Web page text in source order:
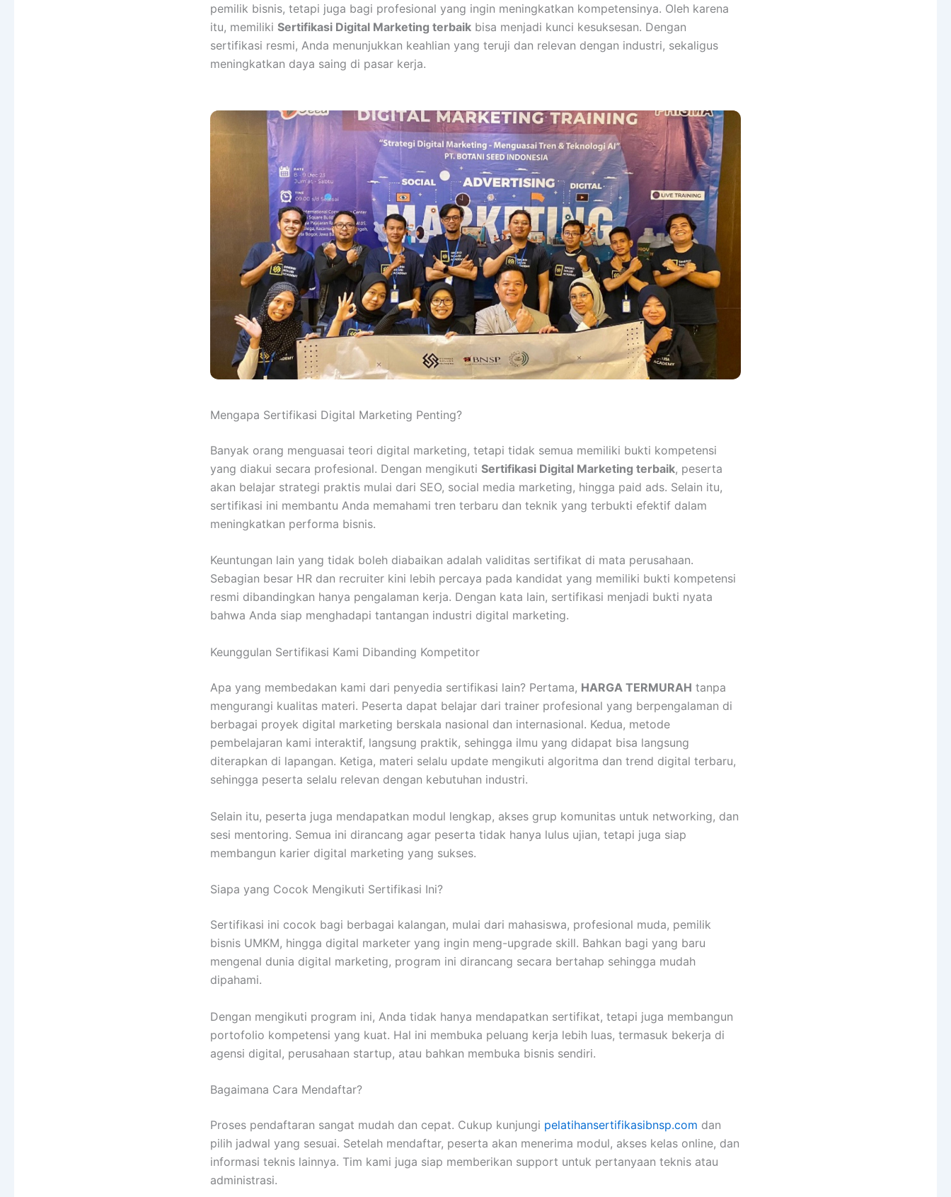
pemilik bisnis, tetapi juga bagi profesional yang ingin meningkatkan kompetensinya. Oleh karena
itu, memiliki Sertifikasi Digital Marketing terbaik bisa menjadi kunci kesuksesan. Dengan
sertifikasi resmi, Anda menunjukkan keahlian yang teruji dan relevan dengan industri, sekaligus
meningkatkan daya saing di pasar kerja.
Mengapa Sertifikasi Digital Marketing Penting?
Banyak orang menguasai teori digital marketing, tetapi tidak semua memiliki bukti kompetensi
yang diakui secara profesional. Dengan mengikuti Sertifikasi Digital Marketing terbaik, peserta
akan belajar strategi praktis mulai dari SEO, social media marketing, hingga paid ads. Selain itu,
sertifikasi ini membantu Anda memahami tren terbaru dan teknik yang terbukti efektif dalam
meningkatkan performa bisnis.
Keuntungan lain yang tidak boleh diabaikan adalah validitas sertifikat di mata perusahaan.
Sebagian besar HR dan recruiter kini lebih percaya pada kandidat yang memiliki bukti kompetensi
resmi dibandingkan hanya pengalaman kerja. Dengan kata lain, sertifikasi menjadi bukti nyata
bahwa Anda siap menghadapi tantangan industri digital marketing.
Keunggulan Sertifikasi Kami Dibanding Kompetitor
Apa yang membedakan kami dari penyedia sertifikasi lain? Pertama, HARGA TERMURAH tanpa
mengurangi kualitas materi. Peserta dapat belajar dari trainer profesional yang berpengalaman di
berbagai proyek digital marketing berskala nasional dan internasional. Kedua, metode
pembelajaran kami interaktif, langsung praktik, sehingga ilmu yang didapat bisa langsung
diterapkan di lapangan. Ketiga, materi selalu update mengikuti algoritma dan trend digital terbaru,
sehingga peserta selalu relevan dengan kebutuhan industri.
Selain itu, peserta juga mendapatkan modul lengkap, akses grup komunitas untuk networking, dan
sesi mentoring. Semua ini dirancang agar peserta tidak hanya lulus ujian, tetapi juga siap
membangun karier digital marketing yang sukses.
Siapa yang Cocok Mengikuti Sertifikasi Ini?
Sertifikasi ini cocok bagi berbagai kalangan, mulai dari mahasiswa, profesional muda, pemilik
bisnis UMKM, hingga digital marketer yang ingin meng-upgrade skill. Bahkan bagi yang baru
mengenal dunia digital marketing, program ini dirancang secara bertahap sehingga mudah
dipahami.
Dengan mengikuti program ini, Anda tidak hanya mendapatkan sertifikat, tetapi juga membangun
portofolio kompetensi yang kuat. Hal ini membuka peluang kerja lebih luas, termasuk bekerja di
agensi digital, perusahaan startup, atau bahkan membuka bisnis sendiri.
Bagaimana Cara Mendaftar?
Proses pendaftaran sangat mudah dan cepat. Cukup kunjungi pelatihansertifikasibnsp.com dan
pilih jadwal yang sesuai. Setelah mendaftar, peserta akan menerima modul, akses kelas online, dan
informasi teknis lainnya. Tim kami juga siap memberikan support untuk pertanyaan teknis atau
administrasi.